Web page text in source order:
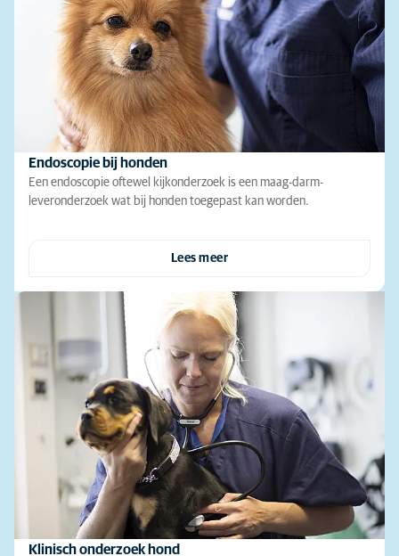
Endoscopie bij honden
Een endoscopie oftewel kijkonderzoek is een maag-darm-
leveronderzoek wat bij honden toegepast kan worden.
Lees meer
Klinisch onderzoek hond